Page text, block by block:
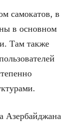
самокатов, в
в основном
Там также
Азербайджана